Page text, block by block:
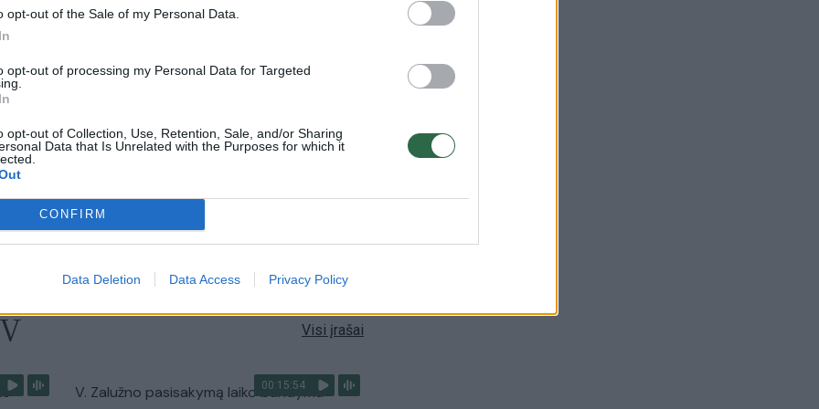
opt-out of the Sale of my Personal Data.
opt-out of processing my Personal Data for Targeted
opt-out of Collection, Use, Retention, Sale, and/or Sharing
Data that Is Unrelated with the Purposes for which it
CONFIRM
Data Deletion Data Access Privacy Policy
mūsų pagerbimo ženklas“
paruošimo būdą
Žinios | Lietuvos diena
Visi įrašai
00:15:54
V. Zalužno pasisakymą laiko bandymu